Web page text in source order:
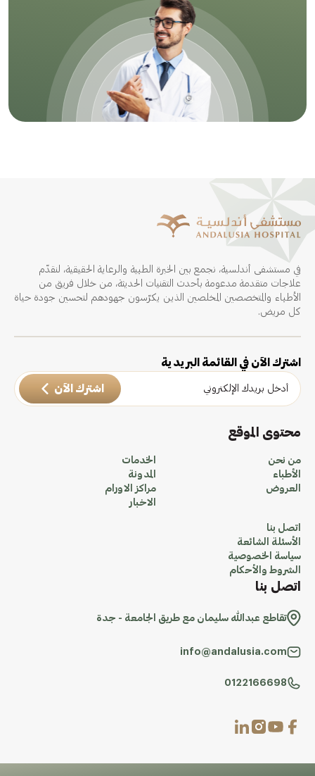
في مستشفى أندلسية، نجمع بين الخبرة الطبية والرعاية الحقيقية، لنقدّم
علاجات متقدمة مدعومة بأحدث التقنيات الحديثة، من خلال فريق من
الأطباء والمتخصصين المخلصين الذين يكرّسون جهودهم لتحسين جودة حياة
كل مريض.
اشترك الآن في القائمة البريدية
اشترك الآن
محتوى الموقع
من نحن
الأطباء
العروض
الخدمات
المدونة
مراكز الاورام
الاخبار
اتصل بنا
الأسئلة الشائعة
سياسة الخصوصية
الشروط والأحكام
اتصل بنا
تقاطع عبدالله سليمان مع طريق الجامعة - جدة
info@andalusia.com
0122166698